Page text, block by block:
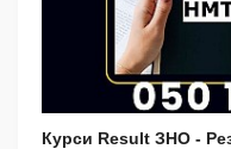
Курси Result ЗНО -